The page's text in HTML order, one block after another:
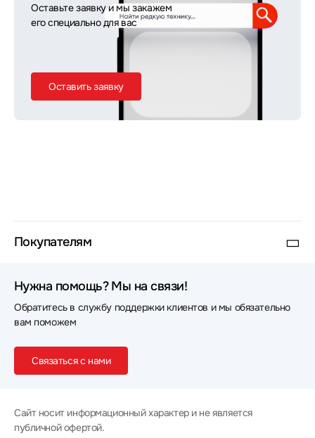
Оставьте заявку и мы закажем
его специально для вас
Оставить заявку
Покупателям
Нужна помощь? Мы на связи!
Обратитесь в службу поддержки клиентов и мы обязательно
вам поможем
Связаться с нами
Сайт носит информационный характер и не является
публичной офертой.